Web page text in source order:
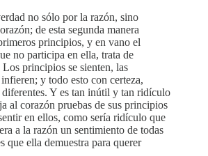
no sólo por la razón, sino
de esta segunda manera
principios, y en vano el
no participa en ella, trata de
principios se sienten, las
y todo esto con certeza,
Y es tan inútil y tan ridículo
al corazón pruebas de sus principios
en ellos, como sería ridículo que
a la razón un sentimiento de todas
que ella demuestra para querer